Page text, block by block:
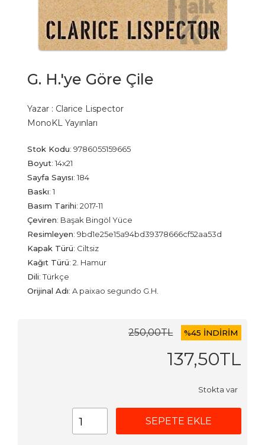
G. H.'ye Göre Çile
Yazar : Clarice Lispector
MonoKL Yayınları
Stok Kodu: 9786055159665
Boyut: 14x21
Sayfa Sayısı: 184
Baskı: 1
Basım Tarihi: 2017-11
Çeviren: Başak Bingöl Yüce
Resimleyen: 9bd1e25e15a94bd39378666cf52aa53d
Kapak Türü: Ciltsiz
Kağıt Türü: 2. Hamur
Dili:Türkçe
Orijinal Adı: A paixao segundo G.H.
250,00TL %45 İNDİRİM
137,50TL
Stokta var
SEPETE EKLE